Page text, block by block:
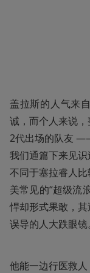
盖拉斯的人气来
诚，而个人来说
2代出场的队友
我们通篇下来见识
不同于塞拉睿人
美常见的“超级流
悍却形式果敢，
误导的人大跌眼镜。
他能一边行医救